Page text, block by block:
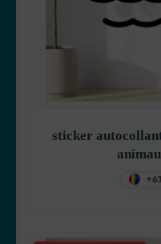
sticker